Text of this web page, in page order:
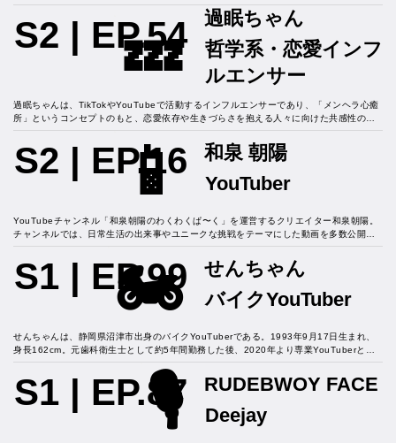
フォロワー数が160万人を超えるなど、Z世代を代表する存在となっている。彼女は、自
身の不登校経験を活かし、メンタルヘルスや社会問題についてリアルな意見を発信する
「モチベーショナルスピーカー」としても知られている。また、静岡県吉田町の広報大
使に就任し、地元の魅力を発信する活動にも力を入れている。さらに、ラジオ番組「K-
MIX MOVE ON」の水・木曜パーソナリティを務めるなど、メディア出演も多数。彼女
の明るく親しみやすいキャラクターと等身大の発信は、多くの若者から支持を集めてい
S2 | EP.54
過眠ちゃん
哲学系・恋愛インフ
ルエンサー
💤
過眠ちゃんは、TikTokやYouTubeで活動するインフルエンサーであり、「メンヘラ心癒
所」というコンセプトのもと、恋愛依存や生きづらさを抱える人々に向けた共感性の高
いコンテンツを発信している。彼女の活動は、過去の経験から得た気づきや考え方を共
有することで、多くの人々に勇気や元気を与えている。中央大学を卒業後、一般企業に
就職するも、自身の『生きたい人生』を実現するため退職を決意。その後、インフルエ
ンサーとしての道を歩み始め、現在ではYouTubeチャンネル「過眠ちゃん寝る」や
Instagram、noteなどを通じて、自身の思考や経験を発信している。特に、恋愛依存か
S2 | EP.16
和泉 朝陽
YouTuber
📱
YouTubeチャンネル「和泉朝陽のわくわくぱ〜く」を運営するクリエイター和泉朝陽。
チャンネルでは、日常生活の出来事やユニークな挑戦をテーマにした動画を多数公開し
ている。 特に、視聴者の興味を引く独創的なコンテンツ作りに定評があり、チャンネル
登録者数は86万人を超えている。 彼の動画は、視聴者に笑いや驚きを提供し、多くのフ
ァンから支持を得ている。今回はそんな彼の実態を調査すべくインタビュー取材を決行
したのだが、、、
S1 | EP.99
せんちゃん
バイクYouTuber
🏍️
せんちゃんは、静岡県沼津市出身のバイクYouTuberである。1993年9月17日生まれ、
身長162cm。元歯科衛生士として約5年間勤務した後、2020年より専業YouTuberとし
て活動を開始した。YouTubeチャンネル「Senchan」では、愛車のカワサキNinja250
でのツーリングや旅行、日常のVlogなど、多彩なコンテンツを発信している。その親し
みやすい人柄とユーモア溢れるトークで多くのファンを魅了し、2025年1月時点でチャ
ンネル登録者数は20万人を超えている。また、地元沼津市の「沼津ふるさと応援隊」と
しても活動し、地域の魅力発信にも貢献している。家族との仲も良好で、父親とのツー
リング動画や母親との旅行動画も人気コンテンツの一つである。現在はYouTubeを中心
S1 | EP.87
RUDEBWOY FACE
Deejay
🎙️